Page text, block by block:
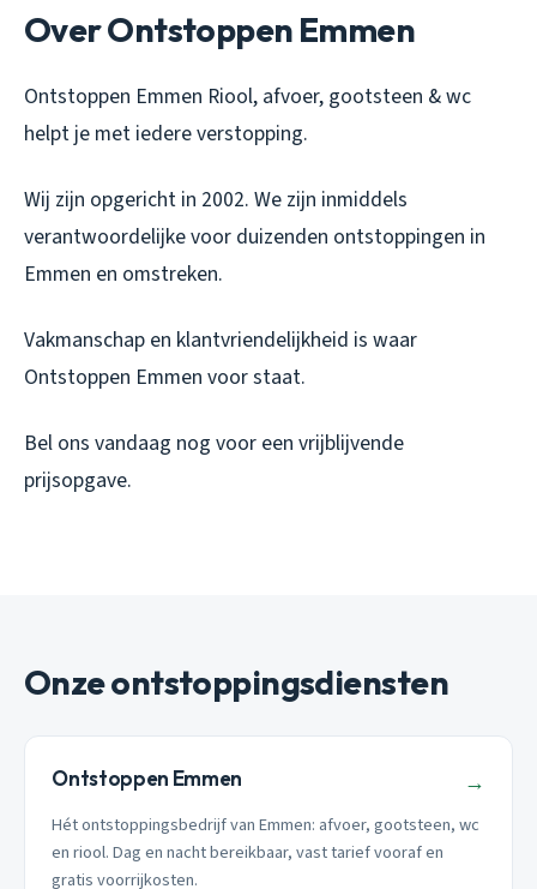
Over Ontstoppen Emmen
Ontstoppen Emmen Riool, afvoer, gootsteen & wc
helpt je met iedere verstopping.
Wij zijn opgericht in 2002. We zijn inmiddels
verantwoordelijke voor duizenden ontstoppingen in
Emmen en omstreken.
Vakmanschap en klantvriendelijkheid is waar
Ontstoppen Emmen voor staat.
Bel ons vandaag nog voor een vrijblijvende
prijsopgave.
Onze ontstoppingsdiensten
Ontstoppen Emmen →
Hét ontstoppingsbedrijf van Emmen: afvoer, gootsteen, wc
en riool. Dag en nacht bereikbaar, vast tarief vooraf en
gratis voorrijkosten.